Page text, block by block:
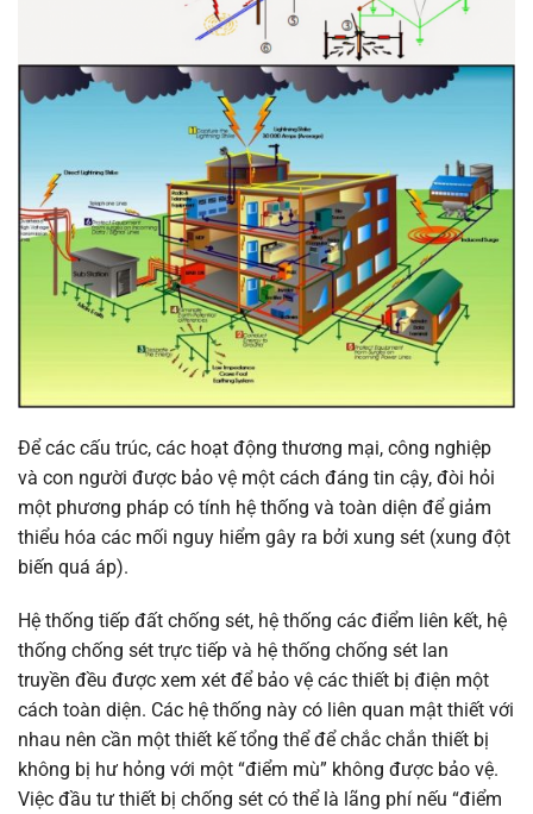
Để các cấu trúc, các hoạt động thương mại, công nghiệp
và con người được bảo vệ một cách đáng tin cậy, đòi hỏi
một phương pháp có tính hệ thống và toàn diện để giảm
thiểu hóa các mối nguy hiểm gây ra bởi xung sét (xung đột
biến quá áp).
Hệ thống tiếp đất chống sét, hệ thống các điểm liên kết, hệ
thống chống sét trực tiếp và hệ thống chống sét lan
truyền đều được xem xét để bảo vệ các thiết bị điện một
cách toàn diện. Các hệ thống này có liên quan mật thiết với
nhau nên cần một thiết kế tổng thể để chắc chắn thiết bị
không bị hư hỏng với một “điểm mù” không được bảo vệ.
Việc đầu tư thiết bị chống sét có thể là lãng phí nếu “điểm